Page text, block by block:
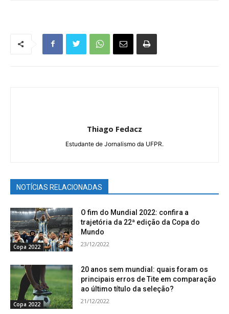
Thiago Fedacz
Estudante de Jornalismo da UFPR.
NOTÍCIAS RELACIONADAS
Copa 2022
O fim do Mundial 2022: confira a
trajetória da 22ª edição da Copa do
Mundo
23/12/2022
Copa 2022
20 anos sem mundial: quais foram os
principais erros de Tite em comparação
ao último título da seleção?
21/12/2022